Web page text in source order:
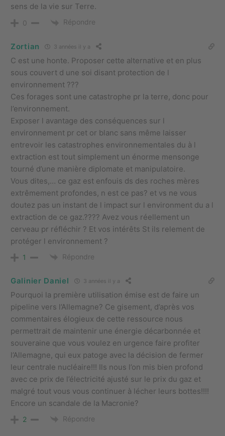
sens de la vie sur Terre.
0 Répondre
Zortian 3 années il y a
C est une honte. Proposer cette alternative et en plus
sous couvert d une soi disant protection de l
environnement ???
Ces forages sont une catastrophe pr la terre, donc pour
l’environnement.
Exposer l avantage des conséquences sur l
environnement pr cet or blanc sans même laisser
entrevoir les catastrophes environnementales du à l
extraction est tout simplement un énorme mensonge
tourné d’une manière diplomate et manipulatoire.
Vous dites,… ce gaz est enfouis ds des roches mères
extrêmement profondes, n est ce pas? et vs ne vous
doutez pas un instant de l impact sur l environment du a l
extraction de ce gaz.???? Avez vous réellement un
cerveau pr réfléchir ? Et vos intérêts St ils relement de
protéger l environnement ?
1 Répondre
Galinier Daniel 3 années il y a
Pourquoi la première utilisation émise est de faire un
pipeline vers l’Allemagne? Ce gisement, d’après vos
commentaires élogieux de cette ressource nous
permettrait de maintenir une énergie décarbonnée et
souveraine que vous voulez en urgence faire profiter
l’Allemagne, qui eux patoge avec la décision de fermer
leur centrale nucléaire!!! Ils nous l’on mis bien profond
avec ce prix de l’électricité ajusté sur le prix du gaz et
malgré tout vous vous continuer à lécher leurs bottes!!!!
Encore un scandale de la Macronie?
2 Répondre